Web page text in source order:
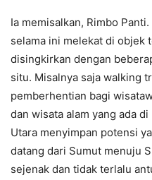
Ia memisalkan, Rimbo
selama ini melekat di objek
disingkirkan dengan
situ. Misalnya saja walking
pemberhentian bagi
dan wisata alam yang ada
Utara menyimpan potensi
datang dari Sumut menuju
sejenak dan tidak terlalu